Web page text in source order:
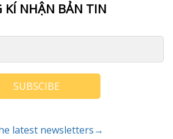
KÍ NHẬN BẢN TIN
SUBSCIBE
latest newsletters→